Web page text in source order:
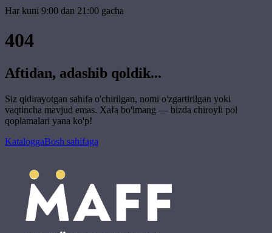
Har kuni 9:00 dan 21:00 gacha
404
Aftidan, adashib qoldik...
Siz qidirayotgan sahifa o'chirilgan, nomi o'zgartirilgan yoki
vaqtincha mavjud emas. Xafa bo'lmang — bizda chiroyli pol
qoplamalari yana ko'p!
KataloggaBosh sahifaga